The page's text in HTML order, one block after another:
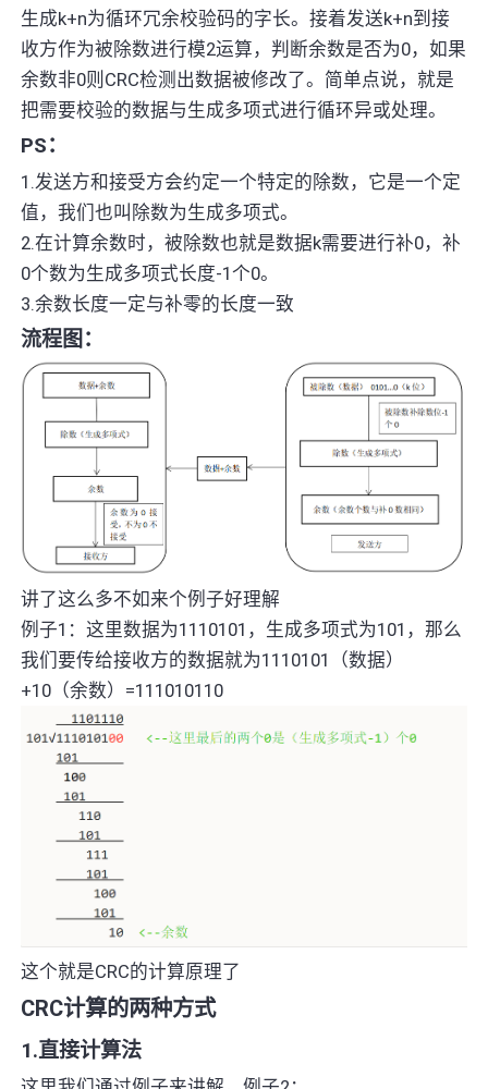
生成k+n为循环冗余校验码的字长。接着发送k+n到接
收方作为被除数进行模2运算，判断余数是否为0，如果
余数非0则CRC检测出数据被修改了。简单点说，就是
把需要校验的数据与生成多项式进行循环异或处理。
PS：
1.发送方和接受方会约定一个特定的除数，它是一个定
值，我们也叫除数为生成多项式。
2.在计算余数时，被除数也就是数据k需要进行补0，补
0个数为生成多项式长度-1个0。
3.余数长度一定与补零的长度一致
流程图：
讲了这么多不如来个例子好理解
例子1：这里数据为1110101，生成多项式为101，那么
我们要传给接收方的数据就为1110101（数据）
+10（余数）=111010110
这个就是CRC的计算原理了
CRC计算的两种方式
1.直接计算法